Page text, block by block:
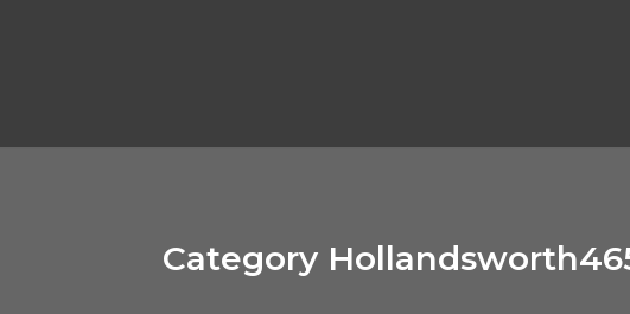
Category